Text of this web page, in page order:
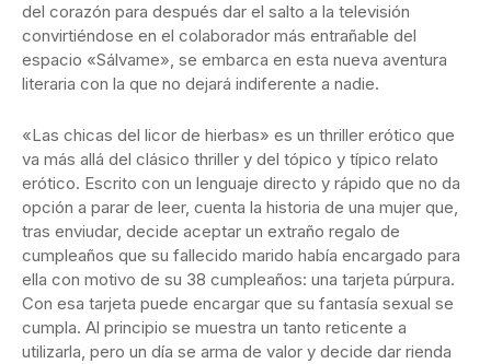
del corazón para después dar el salto a la televisión
convirtiéndose en el colaborador más entrañable del
espacio «Sálvame», se embarca en esta nueva aventura
literaria con la que no dejará indiferente a nadie.
«Las chicas del licor de hierbas» es un thriller erótico que
va más allá del clásico thriller y del tópico y típico relato
erótico. Escrito con un lenguaje directo y rápido que no da
opción a parar de leer, cuenta la historia de una mujer que,
tras enviudar, decide aceptar un extraño regalo de
cumpleaños que su fallecido marido había encargado para
ella con motivo de su 38 cumpleaños: una tarjeta púrpura.
Con esa tarjeta puede encargar que su fantasía sexual se
cumpla. Al principio se muestra un tanto reticente a
utilizarla, pero un día se arma de valor y decide dar rienda